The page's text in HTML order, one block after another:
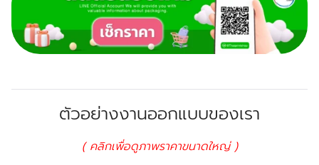
ตัวอย่างงานออกแบบของเรา
( คลิกเพื่อดูภาพราคาขนาดใหญ่ )